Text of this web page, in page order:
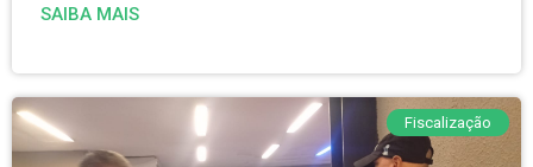
SAIBA MAIS
Fiscalização